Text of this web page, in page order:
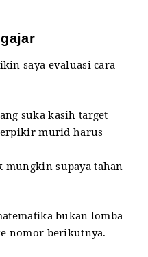
saya evaluasi cara
suka kasih target
murid harus
mungkin supaya tahan
bukan lomba
nomor berikutnya.